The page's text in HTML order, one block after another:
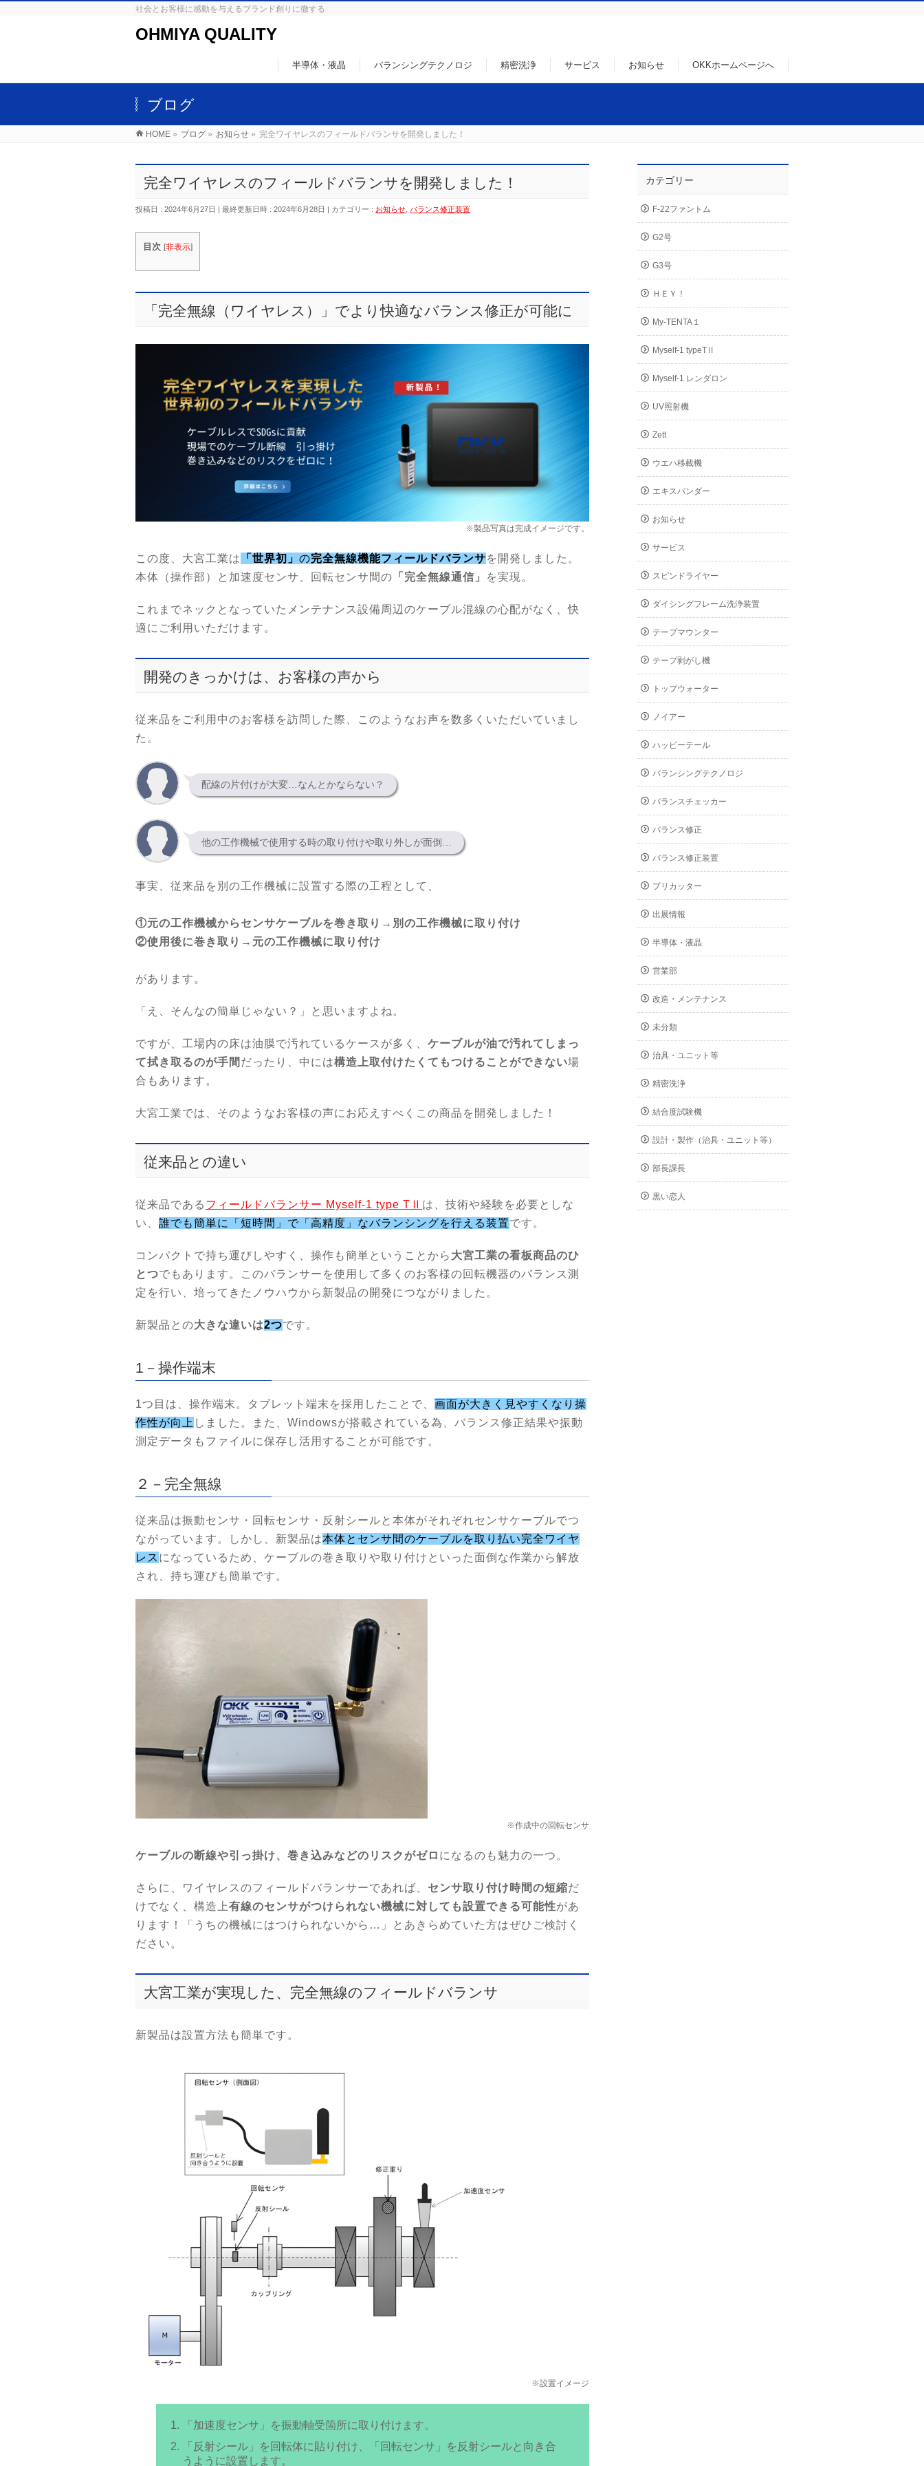
社会とお客様に感動を与えるブランド創りに徹する
OHMIYA QUALITY
半導体・液晶 バランシングテクノロジ 精密洗浄 サービス お知らせ OKKホームページへ
ブログ
HOME » ブログ » お知らせ » 完全ワイヤレスのフィールドバランサを開発しました！
完全ワイヤレスのフィールドバランサを開発しました！
投稿日 : 2024年6月27日 最終更新日時 : 2024年6月28日 カテゴリー : お知らせ バランス修正装置
目次 [非表示]
「完全無線（ワイヤレス）」でより快適なバランス修正が可能に
※製品写真は完成イメージです。
この度、大宮工業は 「世界初」 の完全無線機能フィールドバランサを開発しました。
本体（操作部）と加速度センサ、回転センサ間の 「完全無線通信」 を実現。
これまでネックとなっていたメンテナンス設備周辺のケーブル混線の心配がなく、快
適にご利用いただけます。
開発のきっかけは、お客様の声から
従来品をご利用中のお客様を訪問した際、このようなお声を数多くいただいていまし
た。
配線の片付けが大変…なんとかならない？
他の工作機械で使用する時の取り付けや取り外しが面倒…
事実、従来品を別の工作機械に設置する際の工程として、
①元の工作機械からセンサケーブルを巻き取り→別の工作機械に取り付け
②使用後に巻き取り→元の工作機械に取り付け
があります。
「え、そんなの簡単じゃない？」と思いますよね。
ですが、工場内の床は油膜で汚れているケースが多く、 ケーブルが油で汚れてしまっ
て拭き取るのが手間 だったり、中には構造上取付けたくてもつけることができない場
合もあります。
大宮工業では、そのようなお客様の声にお応えすべくこの商品を開発しました！
従来品との違い
従来品である フィールドバランサー Myself-1 type TⅡ は、技術や経験を必要としな
い、 誰でも簡単に「短時間」で「高精度」なバランシングを行える装置です。
コンパクトで持ち運びしやすく、操作も簡単ということから 大宮工業の看板商品のひ
とつでもあります。このバランサーを使用して多くのお客様の回転機器のバランス測
定を行い、培ってきたノウハウから新製品の開発につながりました。
新製品との大きな違いは2つです。
1－操作端末
1つ目は、操作端末。タブレット端末を採用したことで、 画面が大きく見やすくなり操
作性が向上 しました。また、Windowsが搭載されている為、バランス修正結果や振動
測定データもファイルに保存し活用することが可能です。
２－完全無線
従来品は振動センサ・回転センサ・反射シールと本体がそれぞれセンサケーブルでつ
ながっています。しかし、新製品は本体とセンサ間のケーブルを取り払い完全ワイヤ
レス になっているため、ケーブルの巻き取りや取り付けといった面倒な作業から解放
され、持ち運びも簡単です。
※作成中の回転センサ
ケーブルの断線や引っ掛け、巻き込みなどのリスクがゼロ になるのも魅力の一つ。
さらに、ワイヤレスのフィールドバランサーであれば、 センサ取り付け時間の短縮だ
けでなく、構造上有線のセンサがつけられない機械に対しても設置できる可能性があ
ります！「うちの機械にはつけられないから…」とあきらめていた方はぜひご検討く
ださい。
大宮工業が実現した、完全無線のフィールドバランサ
新製品は設置方法も簡単です。
※設置イメージ
「加速度センサ」を振動軸受箇所に取り付けます。
「反射シール」を回転体に貼り付け、「回転センサ」を反射シールと向き合
うように設置します。
カテゴリー
F-22ファントム
G2号
G3号
ＨＥＹ！
My-TENTA１
Myself-1 typeTⅡ
Myself-1 レンダロン
UV照射機
Zett
ウエハ移載機
エキスパンダー
お知らせ
サービス
スピンドライヤー
ダイシングフレーム洗浄装置
テープマウンター
テープ剥がし機
トップウォーター
ノイアー
ハッピーテール
バランシングテクノロジ
バランスチェッカー
バランス修正
バランス修正装置
プリカッター
出展情報
半導体・液晶
営業部
改造・メンテナンス
未分類
治具・ユニット等
精密洗浄
結合度試験機
設計・製作（治具・ユニット等）
部長課長
黒い恋人